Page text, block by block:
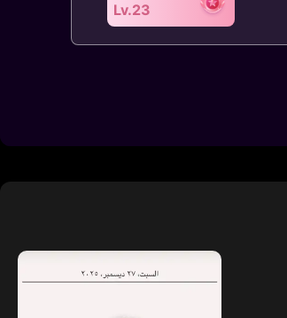
Lv.23